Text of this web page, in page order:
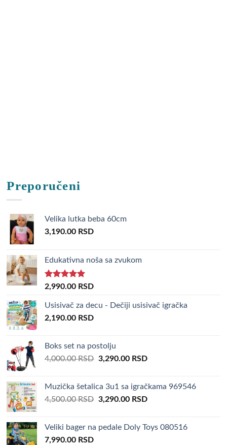
Preporučeni
Velika lutka beba 60cm
3,190.00 RSD
Edukativna noša sa zvukom
Rated5.00
2,990.00 RSD
Usisivač za decu - Dečiji usisivač igračka
2,190.00 RSD
Boks set na postolju
4,000.00RSD Original
4,000.00 RSD.
3,290.00 RSDCurrent
3,290.00 RSD.
Muzička šetalica 3u1 sa igračkama 969546
4,500.00RSD Original
4,500.00 RSD.
3,290.00 RSDCurrent
3,290.00 RSD.
Veliki bager na pedale Doly Toys 080516
7,990.00 RSD